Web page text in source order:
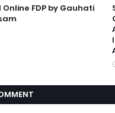
FDP by Gauhati